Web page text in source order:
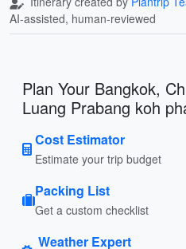
AI-assisted, human-reviewed
Plan Your Bangkok,
Luang Prabang koh
Cost Estimator
Estimate your trip budget
Packing List
Get a custom checklist
Weather Expert